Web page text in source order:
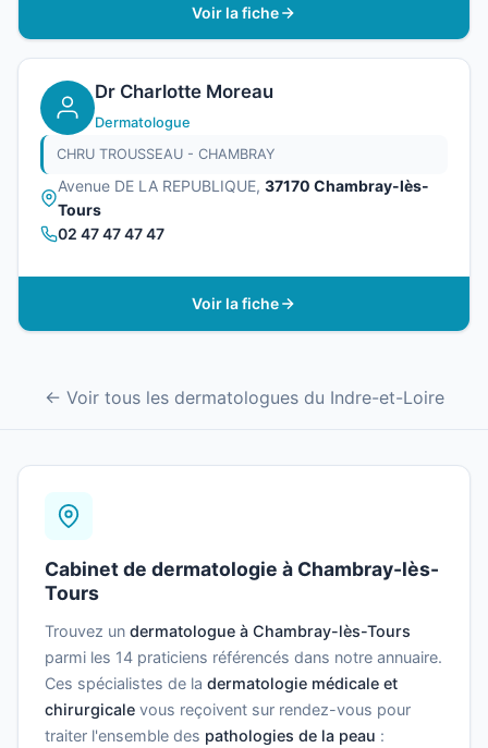
Voir la fiche
Dr Charlotte Moreau
Dermatologue
CHRU TROUSSEAU - CHAMBRAY
Avenue DE LA REPUBLIQUE, 37170 Chambray-lès-
Tours
02 47 47 47 47
Voir la fiche
← Voir tous les dermatologues du Indre-et-Loire
Cabinet de dermatologie à Chambray-lès-
Tours
Trouvez un dermatologue à Chambray-lès-Tours
parmi les 14 praticiens référencés dans notre annuaire.
Ces spécialistes de la dermatologie médicale et
chirurgicale vous reçoivent sur rendez-vous pour
traiter l'ensemble des pathologies de la peau :